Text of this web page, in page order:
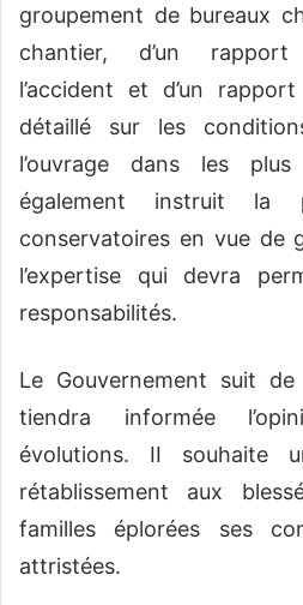
groupement de bureaux
chantier, d’un
l’accident et d’un
détaillé sur les
l’ouvrage dans les
également instruit la
conservatoires en vue de
l’expertise qui devra
responsabilités.
Le Gouvernement suit
tiendra informée
évolutions. II souhaite
rétablissement aux
familles éplorées ses
attristées.